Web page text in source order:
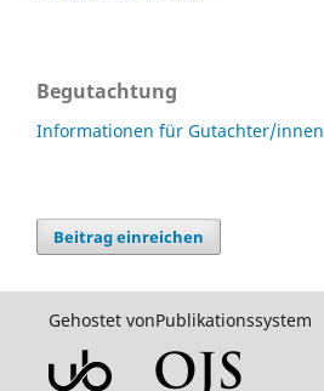
Begutachtung
Informationen für Gutachter/innen
Beitrag einreichen
Gehostet vonPublikationssystem